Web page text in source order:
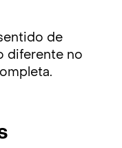
de
diferente no